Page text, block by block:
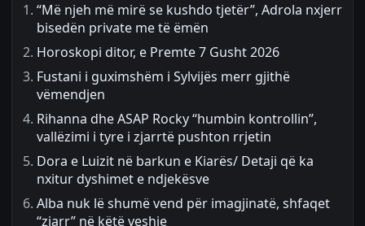
“Më njeh më mirë se kushdo tjetër”, Adrola nxjerr
bisedën private me të ëmën
Horoskopi ditor, e Premte 7 Gusht 2026
Fustani i guximshëm i Sylvijës merr gjithë
vëmendjen
Rihanna dhe ASAP Rocky “humbin kontrollin”,
vallëzimi i tyre i zjarrtë pushton rrjetin
Dora e Luizit në barkun e Kiarës/ Detaji që ka
nxitur dyshimet e ndjekësve
Alba nuk lë shumë vend për imagjinatë, shfaqet
“zjarr” në këtë veshje